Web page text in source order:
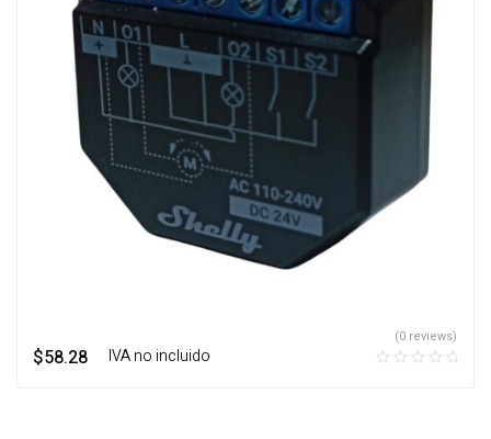
$58.28 ‎ ‎ ‎ IVA no incluido
(0 reviews)